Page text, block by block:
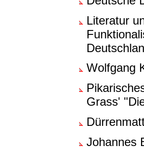
Literatur
Wolfgang
Grass'
Johannes